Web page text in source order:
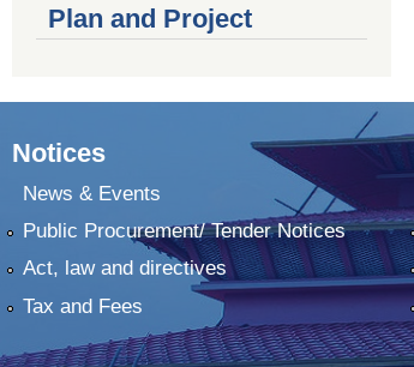
Plan and Project
Notices
News & Events
Public Procurement/ Tender Notices
Act, law and directives
Tax and Fees